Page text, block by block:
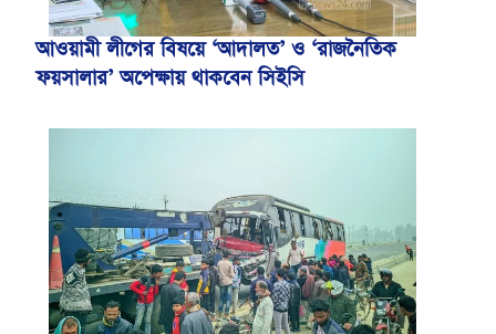
আওয়ামী লীগের বিষয়ে ‘আদালত’ ও ‘রাজনৈতিক
ফয়সালার’ অপেক্ষায় থাকবেন সিইসি